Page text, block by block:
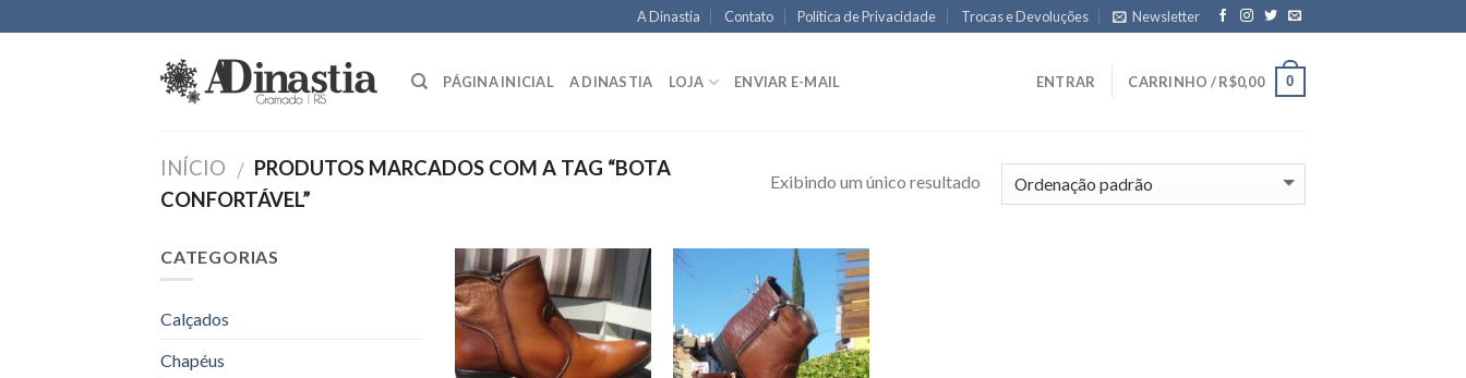
to
A Dinastia Contato Política de Privacidade Trocas e Devoluções Newsletter
PÁGINA INICIAL A DINASTIA LOJA ENVIAR E-MAIL ENTRAR CARRINHO /R$0,00 0
INÍCIO / PRODUTOS MARCADOS COM A TAG “BOTA
CONFORTÁVEL”
Exibindo um único resultado
CATEGORIAS
Calçados
Chapéus